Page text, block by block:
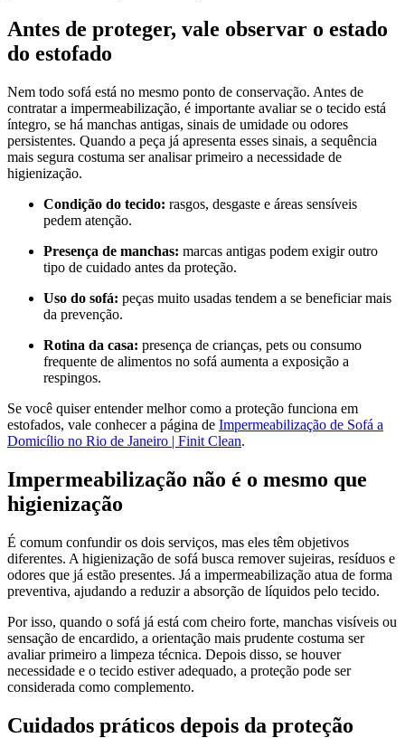
Antes de proteger, vale observar o estado
do estofado
Nem todo sofá está no mesmo ponto de conservação. Antes de
contratar a impermeabilização, é importante avaliar se o tecido está
íntegro, se há manchas antigas, sinais de umidade ou odores
persistentes. Quando a peça já apresenta esses sinais, a sequência
mais segura costuma ser analisar primeiro a necessidade de
higienização.
Condição do tecido: rasgos, desgaste e áreas sensíveis
pedem atenção.
Presença de manchas: marcas antigas podem exigir outro
tipo de cuidado antes da proteção.
Uso do sofá: peças muito usadas tendem a se beneficiar mais
da prevenção.
Rotina da casa: presença de crianças, pets ou consumo
frequente de alimentos no sofá aumenta a exposição a
respingos.
Se você quiser entender melhor como a proteção funciona em
estofados, vale conhecer a página de Impermeabilização de Sofá a
Domicílio no Rio de Janeiro | Finit Clean.
Impermeabilização não é o mesmo que
higienização
É comum confundir os dois serviços, mas eles têm objetivos
diferentes. A higienização de sofá busca remover sujeiras, resíduos e
odores que já estão presentes. Já a impermeabilização atua de forma
preventiva, ajudando a reduzir a absorção de líquidos pelo tecido.
Por isso, quando o sofá já está com cheiro forte, manchas visíveis ou
sensação de encardido, a orientação mais prudente costuma ser
avaliar primeiro a limpeza técnica. Depois disso, se houver
necessidade e o tecido estiver adequado, a proteção pode ser
considerada como complemento.
Cuidados práticos depois da proteção